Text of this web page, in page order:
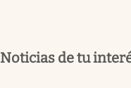
Noticias de tu